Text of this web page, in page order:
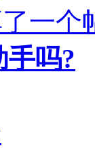
一个
手吗?